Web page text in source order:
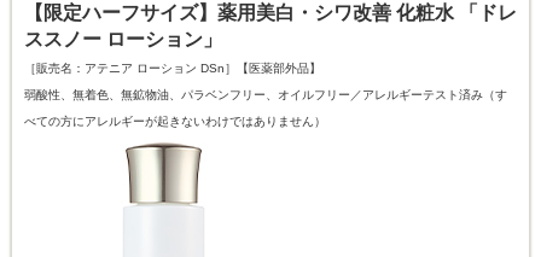
【限定ハーフサイズ】薬用美白・シワ改善 化粧水 「ドレ
ススノー ローション」
［販売名：アテニア ローション DSn］【医薬部外品】
弱酸性、無着色、無鉱物油、パラベンフリー、オイルフリー／アレルギーテスト済み（す
べての方にアレルギーが起きないわけではありません）